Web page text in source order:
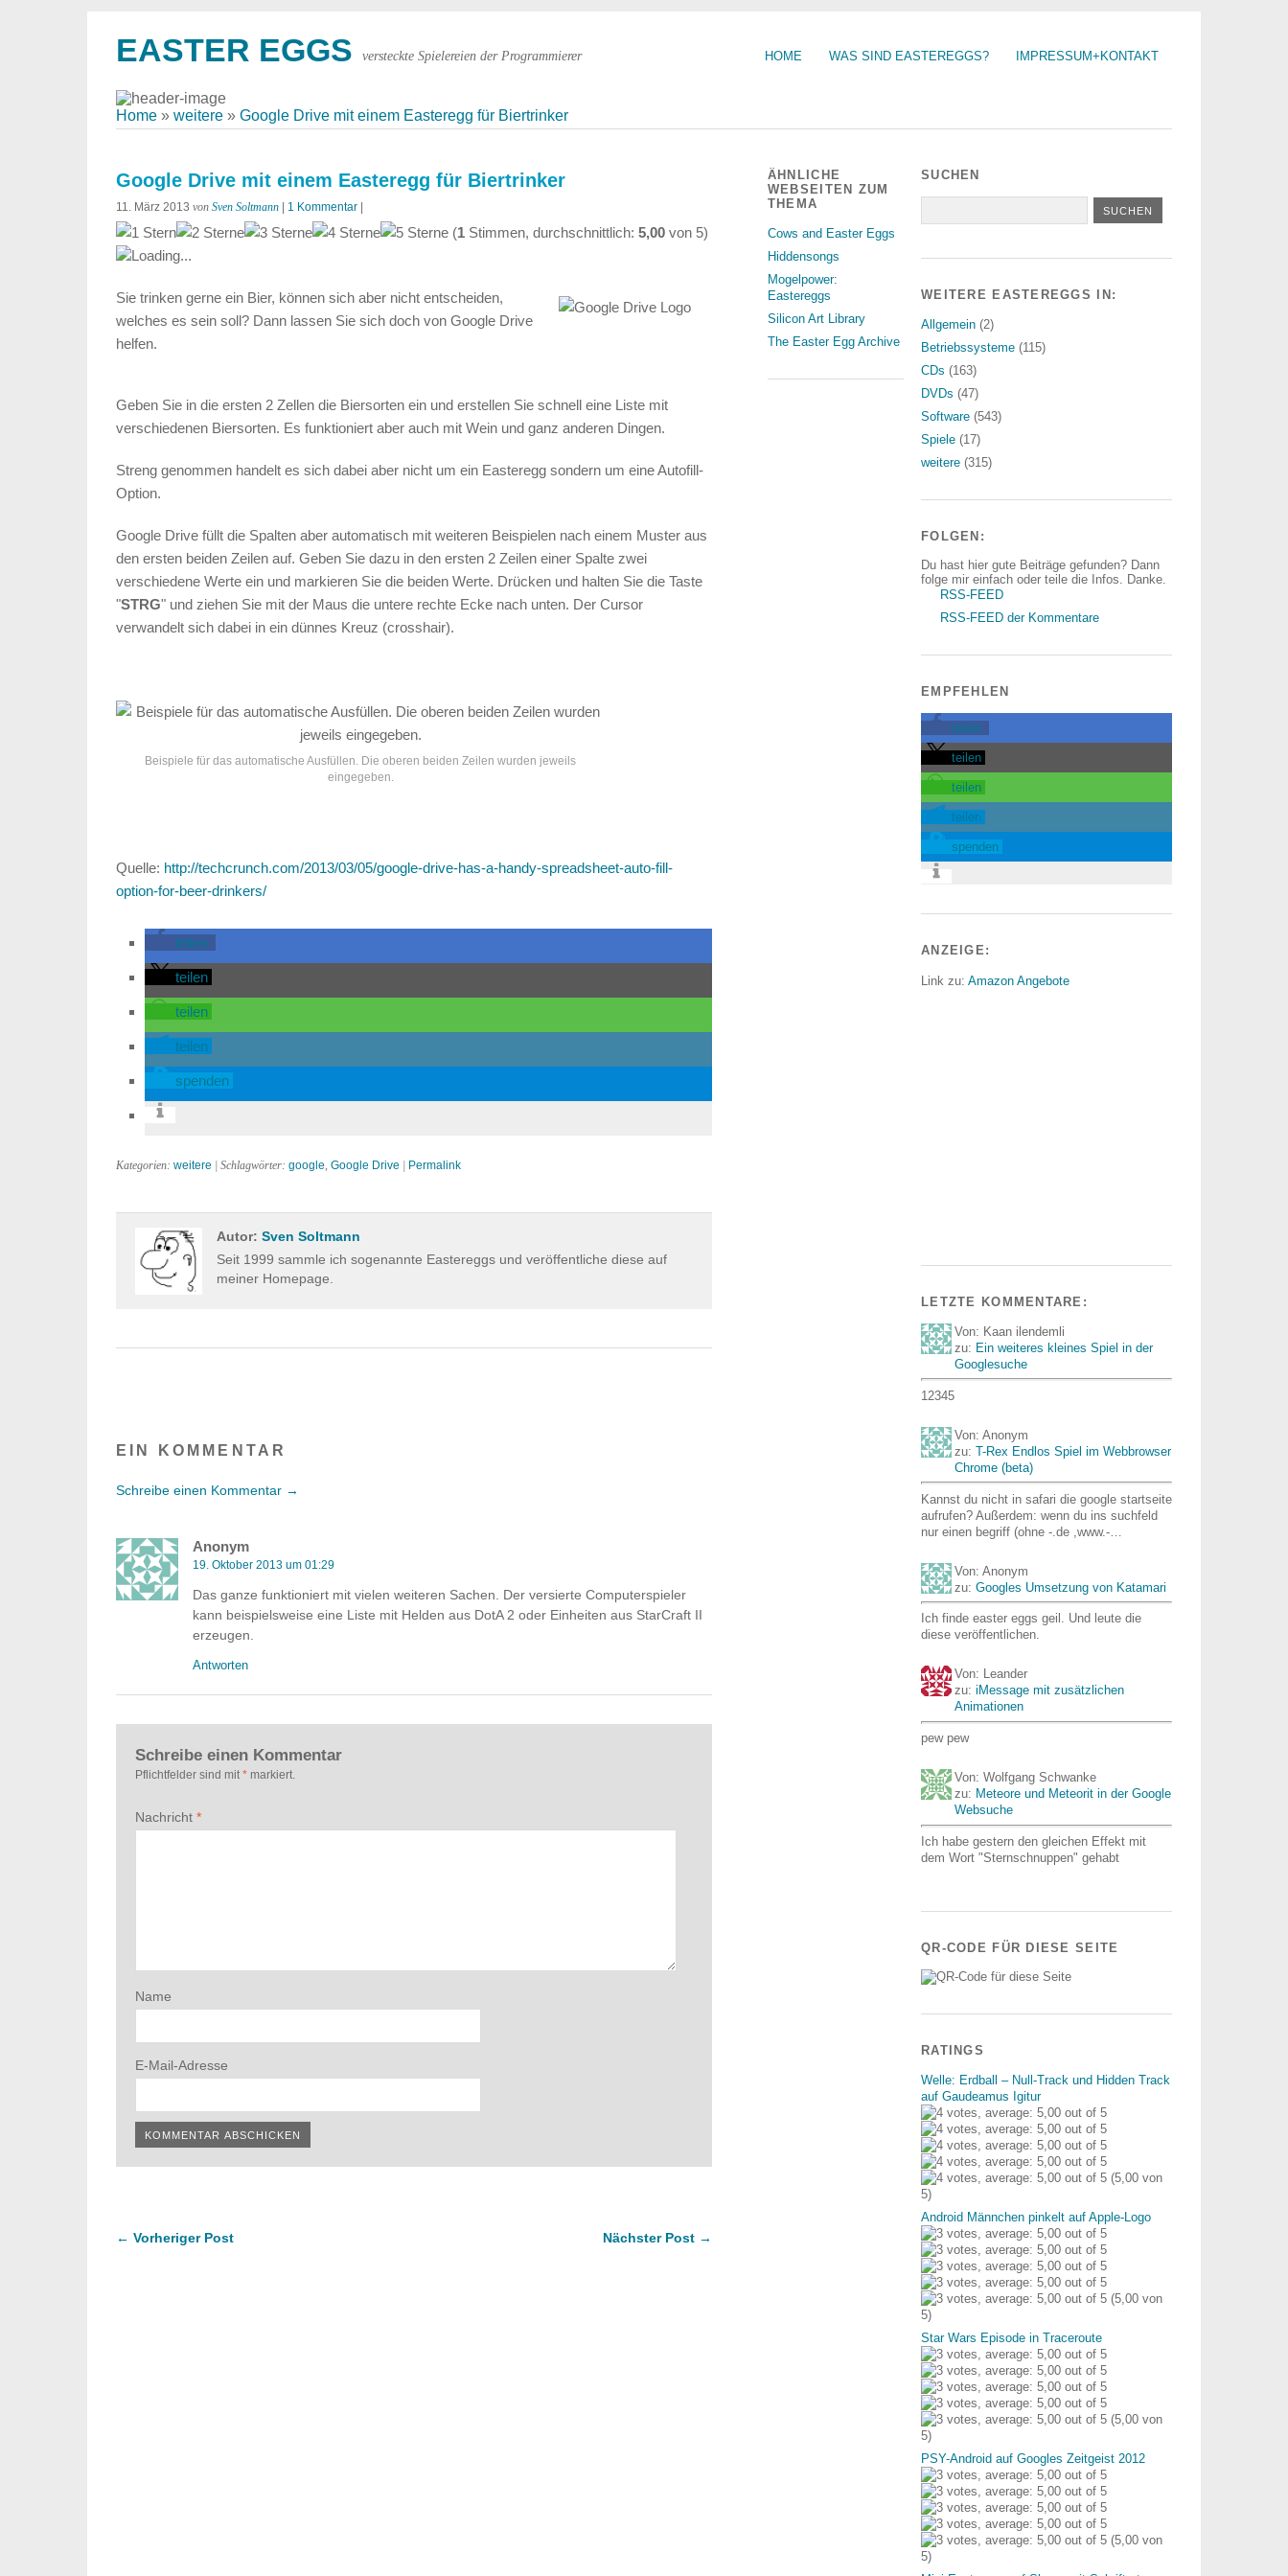
HOME WAS SIND EASTEREGGS? IMPRESSUM+KONTAKT
EASTER EGGS versteckte Spielereien der Programmierer
Home » weitere » Google Drive mit einem Easteregg für Biertrinker
Google Drive mit einem Easteregg für Biertrinker
11. März 2013 von Sven Soltmann 1 Kommentar
(1 Stimmen, durchschnittlich: 5,00 von 5)
Loading...
Sie trinken gerne ein Bier, können sich aber nicht entscheiden,
welches es sein soll? Dann lassen Sie sich doch von Google Drive
helfen.
Geben Sie in die ersten 2 Zellen die Biersorten ein und erstellen Sie schnell eine Liste mit
verschiedenen Biersorten. Es funktioniert aber auch mit Wein und ganz anderen Dingen.
Streng genommen handelt es sich dabei aber nicht um ein Easteregg sondern um eine Autofill-
Option.
Google Drive füllt die Spalten aber automatisch mit weiteren Beispielen nach einem Muster aus
den ersten beiden Zeilen auf. Geben Sie dazu in den ersten 2 Zeilen einer Spalte zwei
verschiedene Werte ein und markieren Sie die beiden Werte. Drücken und halten Sie die Taste
"STRG" und ziehen Sie mit der Maus die untere rechte Ecke nach unten. Der Cursor
verwandelt sich dabei in ein dünnes Kreuz (crosshair).
Beispiele für das automatische Ausfüllen. Die oberen beiden Zeilen wurden jeweils
eingegeben.
Quelle: http://techcrunch.com/2013/03/05/google-drive-has-a-handy-spreadsheet-auto-fill-
option-for-beer-drinkers/
teilen
teilen
teilen
teilen
spenden
Kategorien: weitere | Schlagwörter: google, Google Drive Permalink
Autor: Sven Soltmann
Seit 1999 sammle ich sogenannte Eastereggs und veröffentliche diese auf
meiner Homepage.
EIN KOMMENTAR
Schreibe einen Kommentar →
Anonym
19. Oktober 2013 um 01:29
Das ganze funktioniert mit vielen weiteren Sachen. Der versierte Computerspieler
kann beispielsweise eine Liste mit Helden aus DotA 2 oder Einheiten aus StarCraft II
erzeugen.
Antworten
Schreibe einen Kommentar
Pflichtfelder sind mit * markiert.
Nachricht *
Name
E-Mail-Adresse
← Vorheriger Post Nächster Post →
ÄHNLICHE
WEBSEITEN ZUM
THEMA
Cows and Easter Eggs
Hiddensongs
Mogelpower:
Eastereggs
Silicon Art Library
The Easter Egg Archive
SUCHEN
WEITERE EASTEREGGS IN:
Allgemein (2)
Betriebssysteme (115)
CDs (163)
DVDs (47)
Software (543)
Spiele (17)
weitere (315)
FOLGEN:
Du hast hier gute Beiträge gefunden? Dann
folge mir einfach oder teile die Infos. Danke.
RSS-FEED
RSS-FEED der Kommentare
EMPFEHLEN
teilen
teilen
teilen
teilen
spenden
ANZEIGE:
Link zu: Amazon Angebote
LETZTE KOMMENTARE:
Von: Kaan ilendemli
zu: Ein weiteres kleines Spiel in der
Googlesuche
12345
Von: Anonym
zu: T-Rex Endlos Spiel im Webbrowser
Chrome (beta)
Kannst du nicht in safari die google startseite
aufrufen? Außerdem: wenn du ins suchfeld
nur einen begriff (ohne -.de ,www.-…
Von: Anonym
zu: Googles Umsetzung von Katamari
Ich finde easter eggs geil. Und leute die
diese veröffentlichen.
Von: Leander
zu: iMessage mit zusätzlichen
Animationen
pew pew
Von: Wolfgang Schwanke
zu: Meteore und Meteorit in der Google
Websuche
Ich habe gestern den gleichen Effekt mit
dem Wort "Sternschnuppen" gehabt
QR-CODE FÜR DIESE SEITE
RATINGS
Welle: Erdball – Null-Track und Hidden Track
auf Gaudeamus Igitur
(5,00 von
5)
Android Männchen pinkelt auf Apple-Logo
(5,00 von
5)
Star Wars Episode in Traceroute
(5,00 von
5)
PSY-Android auf Googles Zeitgeist 2012
(5,00 von
5)